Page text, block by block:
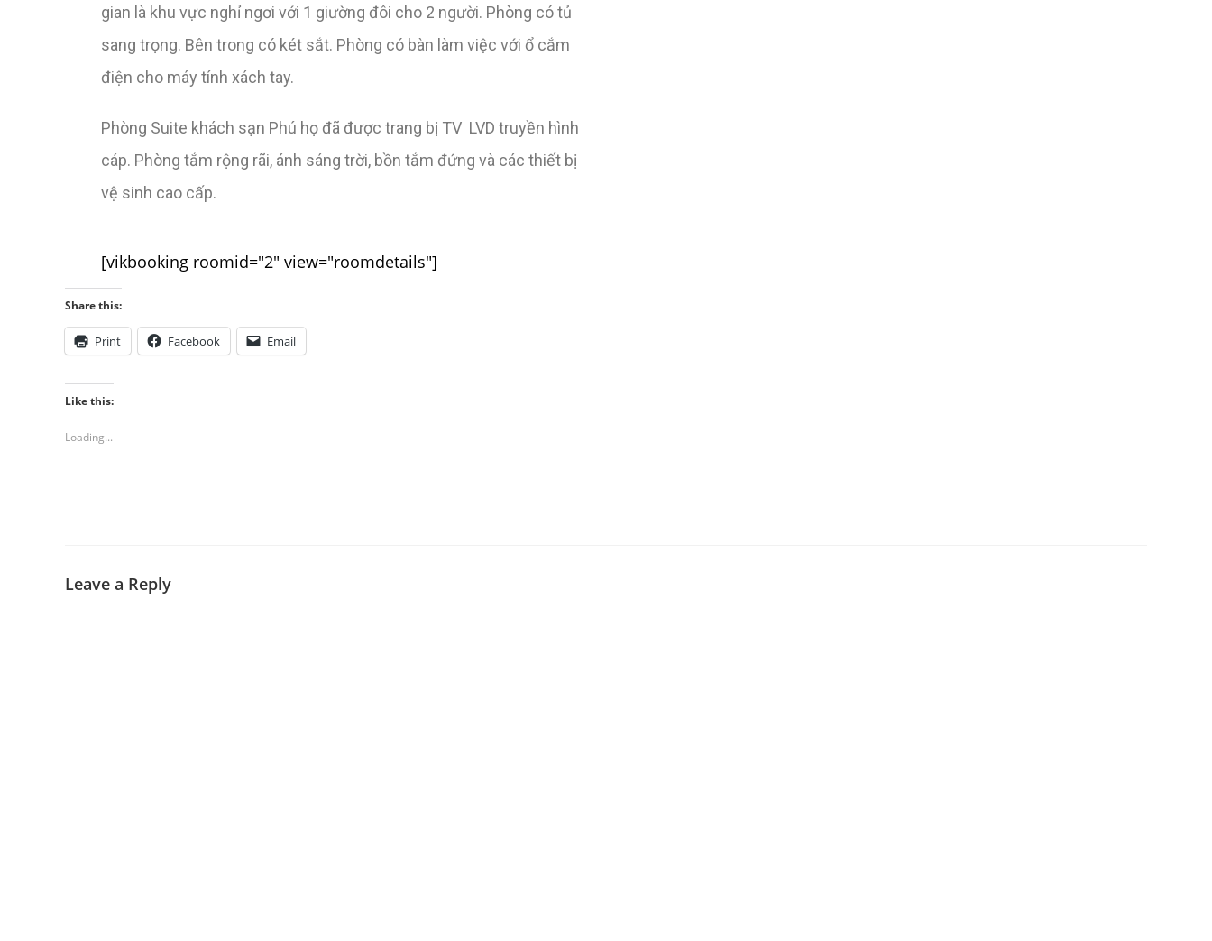
gian là khu vực nghỉ ngơi với 1 giường đôi cho 2 người. Phòng có tủ
sang trọng. Bên trong có két sắt. Phòng có bàn làm việc với ổ cắm
điện cho máy tính xách tay.
Phòng Suite khách sạn Phú họ đã được trang bị TV LVD truyền hình
cáp. Phòng tắm rộng rãi, ánh sáng trời, bồn tắm đứng và các thiết bị
vệ sinh cao cấp.
[vikbooking roomid="2" view="roomdetails"]
Share this:
Print Facebook Email
Like this:
Loading...
Leave a Reply